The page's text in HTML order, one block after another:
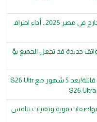
أفضل لابتوبات Workstation استعمال خارج في مصر 2026.. أداء احتراف
تستعد لإشعال المنافسة.. 4 هواتف جديدة قد تجعل الجميع يؤ
S26 Ultra: سامسونج خبّت عنك 3 عيوب قاتلة!بعد 5 شهور مع S26 Ultr
موبايلات شاومي الجديدة 2026.. مواصفات قوية وتقنيات تنافس